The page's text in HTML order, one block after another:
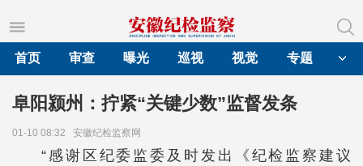
首页
审查 曝光 巡视 视觉 专题
阜阳颍州：拧紧“关键少数”监督发条
01-10 08:32 安徽纪检监察网
“感谢区纪委监委及时发出《纪检监察建议